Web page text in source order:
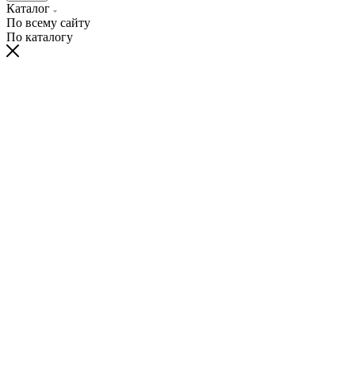
Каталог
По всему сайту
По каталогу